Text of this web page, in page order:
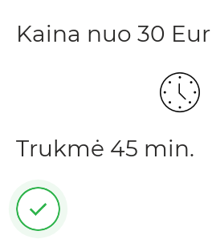
Kaina nuo 30 Eur
Trukmė 45 min.